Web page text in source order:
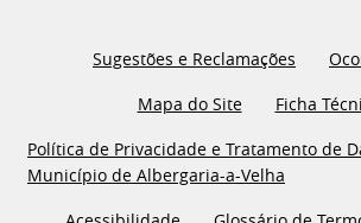
Sugestões e Reclamações
Mapa do Site
Ficha
Política de Privacidade e Tratamento de
Município de Albergaria-a-Velha